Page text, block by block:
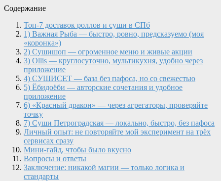
Содержание
Топ-7 доставок роллов и суши в СПб
1) Важная Рыба — быстро, ровно, предсказуемо (моя
«коронка»)
2) Сушишоп — огроменное меню и живые акции
3) Ollis — круглосуточно, мультикухня, удобно через
приложение
4) СУШИСЕТ — база без пафоса, но со свежестью
5) Ёбидоёби — авторские сочетания и удобное
приложение
6) «Красный дракон» — через агрегаторы, проверяйте
точку
7) Суши Петроградская — локально, быстро, без пафоса
Личный опыт: не повторяйте мой эксперимент на трёх
сервисах сразу
Мини-гайд, чтобы было вкусно
Вопросы и ответы
Заключение: никакой магии — только логика и
стандарты